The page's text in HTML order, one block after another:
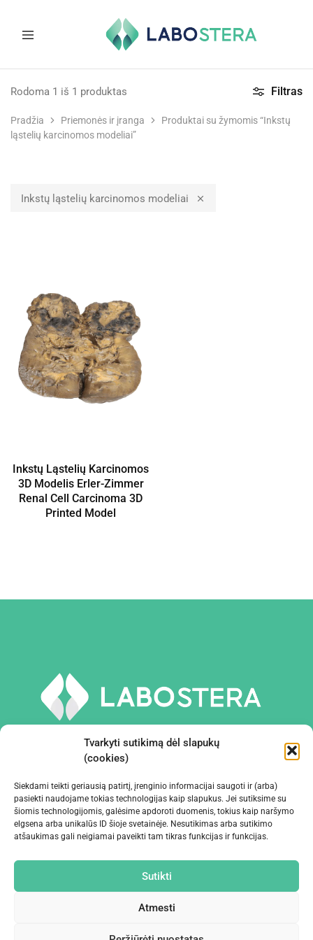
Tvarkyti sutikimą dėl slapukų
(cookies)
Siekdami teikti geriausią patirtį, įrenginio informacijai saugoti ir (arba)
pasiekti naudojame tokias technologijas kaip slapukus. Jei sutiksime su
šiomis technologijomis, galėsime apdoroti duomenis, tokius kaip naršymo
elgsena arba unikalūs ID šioje svetainėje. Nesutikimas arba sutikimo
atšaukimas gali neigiamai paveikti tam tikras funkcijas ir funkcijas.
Sutikti
Atmesti
ir
medicininė
Pradžia Priemonės ir įranga
Produktai su žymomis “Inkstų
ląstelių karcinomos modeliai”
Filtras
Rodoma 1 iš 1 produktas
Inkstų ląstelių karcinomos modeliai
Inkstų Ląstelių Karcinomos
3D Modelis Erler-Zimmer
Renal Cell Carcinoma 3D
Printed Model
PRIEMONĖS IR ĮRANGA
ĮMONĖ